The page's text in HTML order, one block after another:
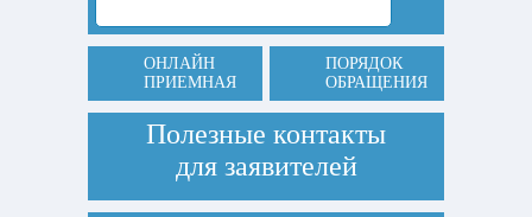
ОНЛАЙН
ПРИЕМНАЯ
ПОРЯДОК
ОБРАЩЕНИЯ
Полезные контакты
для заявителей